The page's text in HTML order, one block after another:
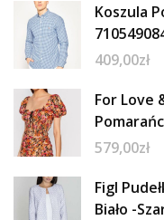
Koszula
409,00zł
For Love
579,00zł
Figl
Biało -